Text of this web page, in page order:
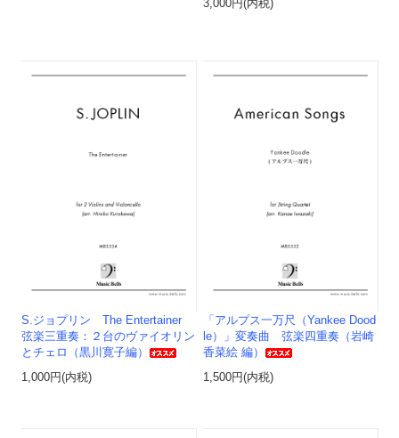
3,000円(内税)
S.ジョプリン The Entertainer
弦楽三重奏：２台のヴァイオリン
とチェロ（黒川寛子編）
1,000円(内税)
「アルプス一万尺（Yankee Dood
le）」変奏曲 弦楽四重奏（岩崎
香菜絵 編）
1,500円(内税)